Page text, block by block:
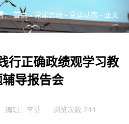
：首页- 党建思政 - 党建动态 - 正文
行正确政绩观学习教
导报告会
编辑：李芬 浏览次数:244